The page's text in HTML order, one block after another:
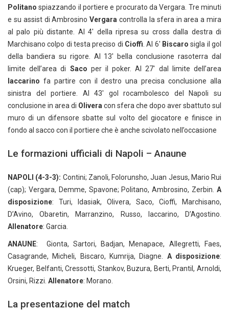
Politano spiazzando il portiere e procurato da Vergara. Tre minuti
e su assist di AmbrosinoVergara controlla la sfera in area a mira
al palo più distante. Al 4′ della ripresa su cross dalla destra di
Marchisano colpo di testa preciso di Cioffi. Al 6′ Biscaro sigla il gol
della bandiera su rigore. Al 13′ bella conclusione rasoterra dal
limite dell’area di Saco per il poker. Al 27′ dal limite dell’area
Iaccarino fa partire con il destro una precisa conclusione alla
sinistra del portiere. Al 43′ gol rocambolesco del Napoli su
conclusione in area di Oliveracon sfera che dopo aver sbattuto sul
muro di un difensore sbatte sul volto del giocatore e finisce in
fondo al sacco con il portiere che è anche scivolato nell’occasione
Le formazioni ufficiali di Napoli – Anaune
NAPOLI (4-3-3): Contini; Zanoli, Folorunsho, Juan Jesus, Mario Rui
(cap); Vergara, Demme, Spavone; Politano, Ambrosino, Zerbin. A
disposizione: Turi, Idasiak, Olivera, Saco, Cioffi, Marchisano,
D’Avino, Obaretin, Marranzino, Russo, Iaccarino, D’Agostino.
Allenatore: Garcia.
ANAUNE: Gionta, Sartori, Badjan, Menapace, Allegretti, Faes,
Casagrande, Micheli, Biscaro, Kumrija, Diagne. A disposizione:
Krueger, Belfanti, Cressotti, Stankov, Buzura, Berti, Prantil, Arnoldi,
Orsini, Rizzi. Allenatore: Morano.
La presentazione del match